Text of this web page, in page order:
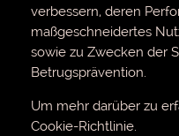
verbessern, deren
maßgeschneidertes
sowie zu Zwecken der
Betrugsprävention.
Um mehr darüber zu
Cookie-Richtlinie.